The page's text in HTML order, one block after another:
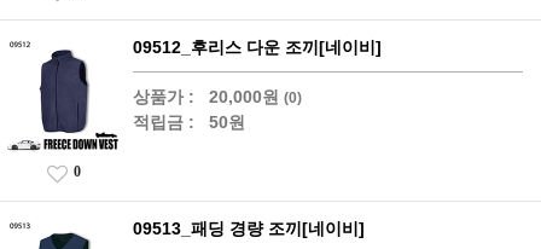
09512_후리스 다운 조끼[네이비]
상품가 : 20,000원 (0)
적립금 : 50원
0
09513_패딩 경량 조끼[네이비]